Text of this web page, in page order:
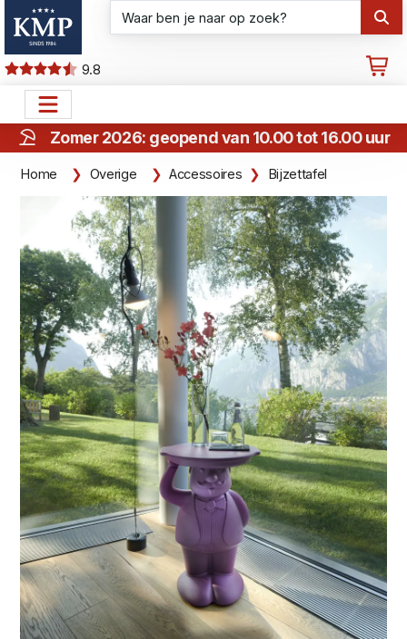
9.8
Zomer 2026: geopend van 10.00 tot 16.00 uur
Home Overige Accessoires Bijzettafel